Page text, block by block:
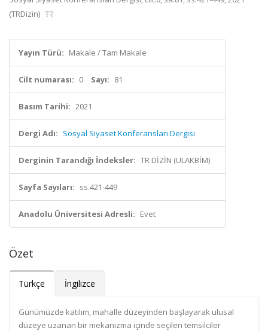
(TRDizin)
Yayın Türü: Makale / Tam Makale
Cilt numarası: 0 Sayı: 81
Basım Tarihi: 2021
Dergi Adı: Sosyal Siyaset Konferansları Dergisi
Derginin Tarandığı İndeksler: TR DİZİN (ULAKBİM)
Sayfa Sayıları: ss.421-449
Anadolu Üniversitesi Adresli: Evet
Özet
Türkçe İngilizce
Günümüzde katılım, mahalle düzeyinden başlayarak ulusal
düzeye uzanan bir mekanizma içinde seçilen temsilciler